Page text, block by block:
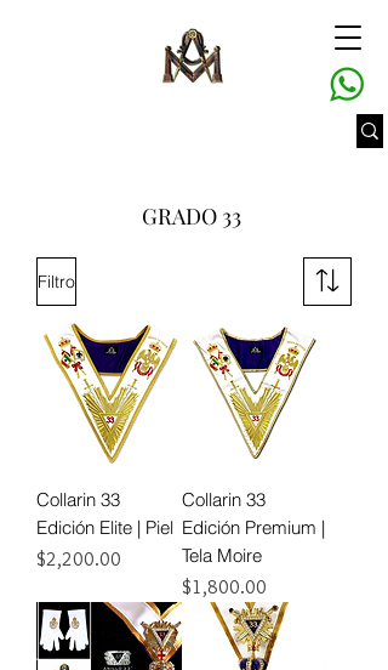
GRADO 33
Filtro
Collarin 33
Edición Elite | Piel
Precio
$2,200.00
Collarin 33
Edición Premium |
Tela Moire
Precio
$1,800.00